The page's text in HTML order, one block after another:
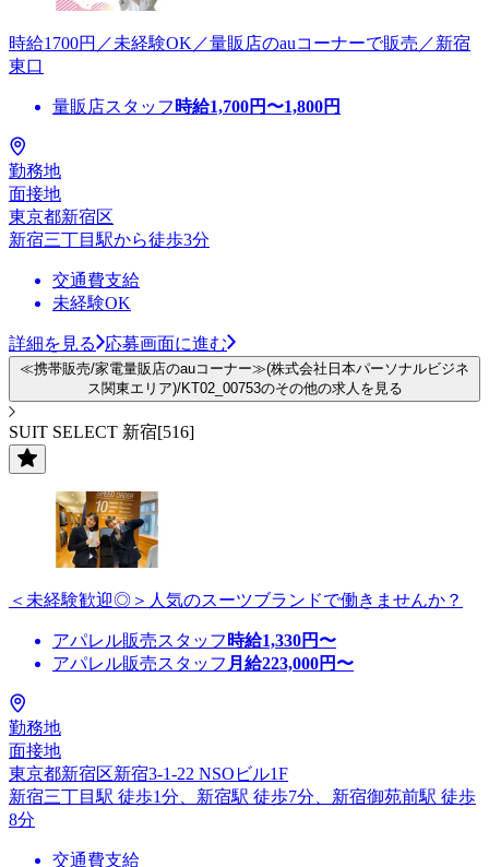
時給1700円／未経験OK／量販店のauコーナーで販売／新宿
東口
量販店スタッフ 時給1,700円〜1,800円
勤務地
面接地
東京都新宿区
新宿三丁目駅から徒歩3分
交通費支給
未経験OK
詳細を見る 応募画面に進む
≪携帯販売/家電量販店のauコーナー≫(株式会社日本パーソナルビジネ
ス関東エリア)/KT02_00753のその他の求人を見る
SUIT SELECT 新宿[516]
＜未経験歓迎◎＞人気のスーツブランドで働きませんか？
アパレル販売スタッフ 時給1,330円〜
アパレル販売スタッフ 月給223,000円〜
勤務地
面接地
東京都新宿区新宿3-1-22 NSOビル1F
新宿三丁目駅 徒歩1分、新宿駅 徒歩7分、新宿御苑前駅 徒歩
8分
交通費支給